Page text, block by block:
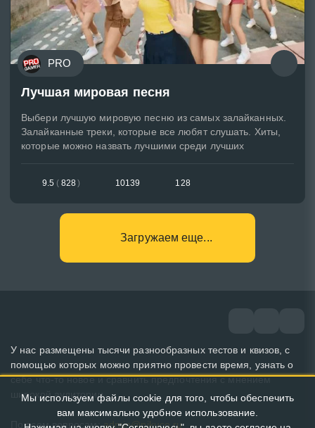
PRO
Лучшая мировая песня
Выбери лучшую мировую песню из самых залайканных.
Залайканные треки, которые все любят слушать. Хиты,
которые можно назвать лучшими среди лучших
9.5 ( 828) 10139 128
Загружаем еще...
У нас размещены тысячи разнообразных тестов и квизов, с
помощью которых можно приятно провести время, узнать о
себе что-то новое и сравнить предпочтения с мнением
широкой аудитории.
По всем вопросам: admin@pikuco.ru
Мы используем файлы cookie для того, чтобы обеспечить
вам максимально удобное использование.